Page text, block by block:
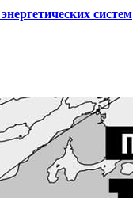
систем